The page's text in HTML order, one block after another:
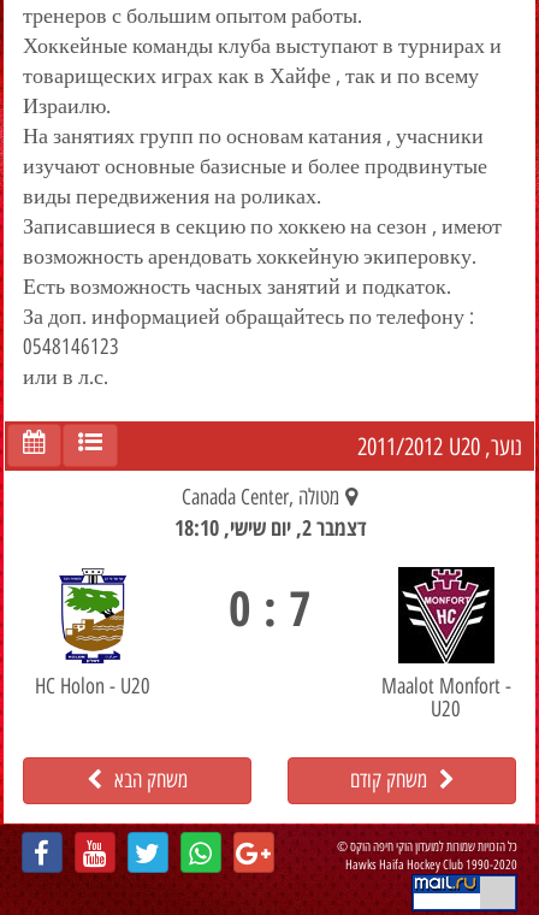
тренеров с большим опытом работы.
Хоккейные команды клуба выступают в турнирах и
товарищеских играх как в Хайфе , так и по всему
Израилю.
На занятиях групп по основам катания , учасники
изучают основные базисные и более продвинутые
виды передвижения на роликах.
Записавшиеся в секцию по хоккею на сезон , имеют
возможность арендовать хоккейную экиперовку.
Есть возможность часных занятий и подкаток.
За доп. информацией обращайтесь по телефону :
0548146123
или в л.с.
נוער, U20 2011/2012
מטולה ,Canada Center
דצמבר 2, יום שישי, 18:10
Maalot Monfort -
U20
7 : 0
HC Holon - U20
משחק הבא משחק קודם
כל הזכויות שמורות למועדון הוקי חיפה הוקס ©
Hawks Haifa Hockey Club 1990-2020